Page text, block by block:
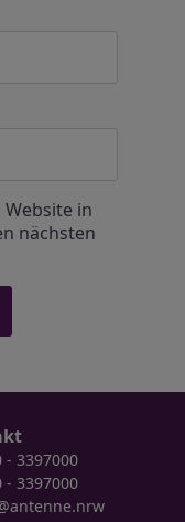
Website in
nächsten
- 3397000
- 3397000